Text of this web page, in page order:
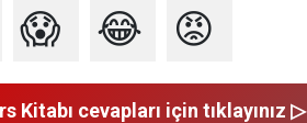
😱 😂 😡
Kitabı cevapları için tıklayınız ▷